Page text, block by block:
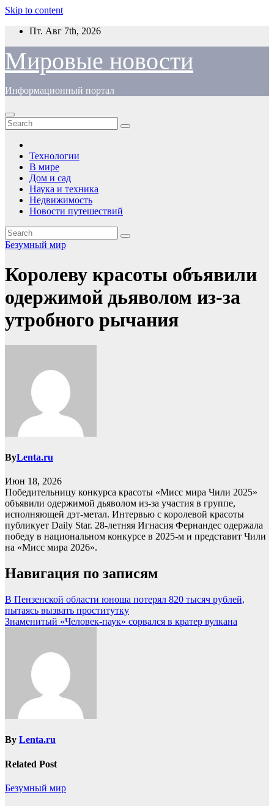
Skip to content
Пт. Авг 7th, 2026
Мировые новости
Информационный портал
Технологии
В мире
Дом и сад
Наука и техника
Недвижимость
Новости путешествий
Безумный мир
Королеву красоты объявили
одержимой дьяволом из-за
утробного рычания
ByLenta.ru
Июн 18, 2026
Победительницу конкурса красоты «Мисс мира Чили 2025»
объявили одержимой дьяволом из-за участия в группе,
исполняющей дэт-метал. Интервью с королевой красоты
публикует Daily Star. 28-летняя Игнасия Фернандес одержала
победу в национальном конкурсе в 2025-м и представит Чили
на «Мисс мира 2026».
Навигация по записям
В Пензенской области юноша потерял 820 тысяч рублей,
пытаясь вызвать проститутку
Знаменитый «Человек-паук» сорвался в кратер вулкана
By Lenta.ru
Related Post
Безумный мир